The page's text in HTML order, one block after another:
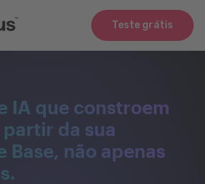
Teste grátis
IA que constroem
da sua
Base, não apenas